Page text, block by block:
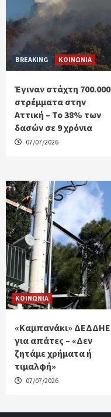
BREAKING ΚΟΙΝΩΝΙΑ
Έγιναν στάχτη 700.000
στρέμματα στην
Αττική – Το 38% των
δασών σε 9 χρόνια
07/07/2026
ΚΟΙΝΩΝΙΑ
«Καμπανάκι» ΔΕΔΔΗΕ
για απάτες – «Δεν
ζητάμε χρήματα ή
τιμαλφή»
07/07/2026